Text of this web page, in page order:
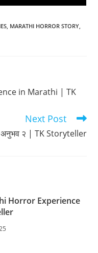
MARATHI HORROR STORY
in Marathi | TK
Next Post
– अनुभव २ | TK Storyteller
Horror Experience